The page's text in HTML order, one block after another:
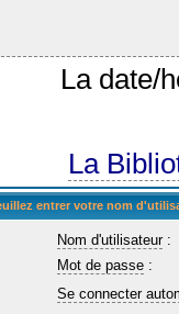
La date/
La
entrer votre nom
Nom d'utilisateur:
Mot de passe :
Se connecter